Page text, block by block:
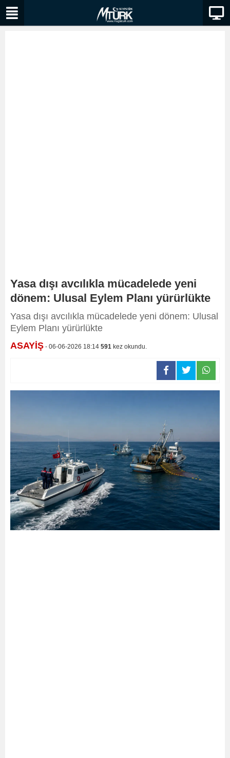
Yasa dışı avcılıkla mücadelede yeni
dönem: Ulusal Eylem Planı yürürlükte
Yasa dışı avcılıkla mücadelede yeni dönem: Ulusal
Eylem Planı yürürlükte
ASAYİŞ - 06-06-2026 18:14 591 kez okundu.